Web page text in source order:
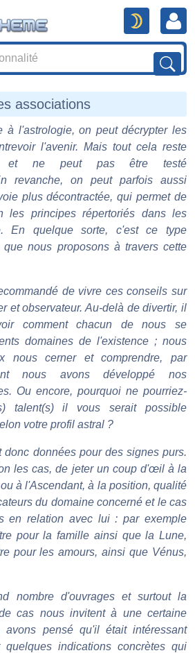
associations
à l'astrologie, on peut décrypter les
l'avenir. Mais tout cela reste
et ne peut pas être testé
revanche, on peut parfois aussi
plus décontractée, qui permet de
les principes répertoriés dans les
En quelque sorte, c'est ce type
que nous proposons à travers cette
de vivre ces conseils sur
et observateur. Au-delà de divertir, il
comment chacun de nous se
domaines de l'existence ; nous
nous cerner et comprendre, par
nous avons développé nos
Ou encore, pourquoi ne pourriez-
talent(s) il vous serait possible
votre profil astral ?
donc données pour des signes purs.
les cas, de jeter un coup d'œil à la
à l'Ascendant, à la position, qualité
du domaine concerné et le cas
en relation avec lui : par exemple
pour la famille ainsi que la Lune,
pour les amours, ainsi que Vénus,
nombre d'ouvrages et surtout la
cas nous invitent à une certaine
avons pensé qu'il était intéressant
quelques indications concrètes qui